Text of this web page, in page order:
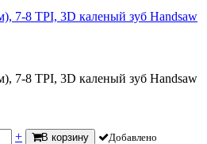
7-8 TPI, 3D каленый зуб Handsaw
7-8 TPI, 3D каленый зуб Handsaw
+ В корзину Добавлено